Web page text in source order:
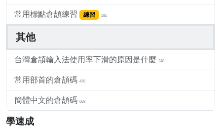
常用標點倉頡練習 練習 585
其他
台灣倉頡輸入法使用率下滑的原因是什麼 248
常用部首的倉頡碼 476
簡體中文的倉頡碼 668
學速成